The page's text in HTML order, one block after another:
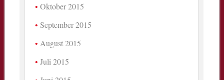
Oktober 2015
September 2015
August 2015
Juli 2015